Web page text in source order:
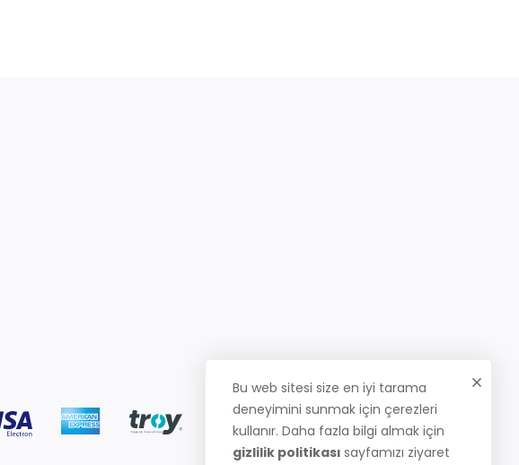
Bu web sitesi size en iyi tarama
deneyimini sunmak için çerezleri
kullanır. Daha fazla bilgi almak için
gizlilik politikası sayfamızı ziyaret